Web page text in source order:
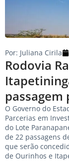
Rodovia
Por: Juliana Cirila
O Governo do
Parcerias em
do Lote
de 22 passagens
que serão
de Ourinhos e